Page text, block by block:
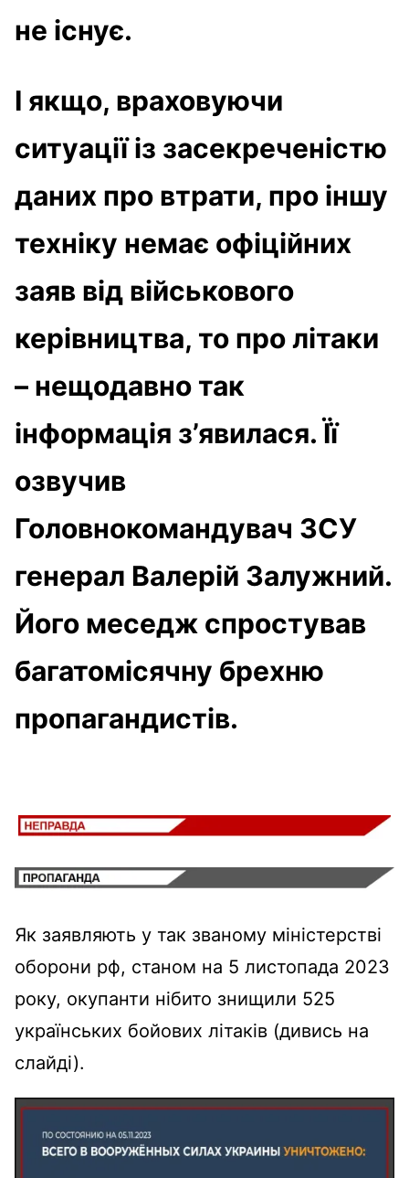
не існує.
І якщо, враховуючи
ситуації із засекреченістю
даних про втрати, про іншу
техніку немає офіційних
заяв від військового
керівництва, то про літаки
– нещодавно так
інформація з’явилася. Її
озвучив
Головнокомандувач ЗСУ
генерал Валерій Залужний.
Його меседж спростував
багатомісячну брехню
пропагандистів.
Як заявляють у так званому міністерстві
оборони рф, станом на 5 листопада 2023
року, окупанти нібито знищили 525
українських бойових літаків (дивись на
слайді).